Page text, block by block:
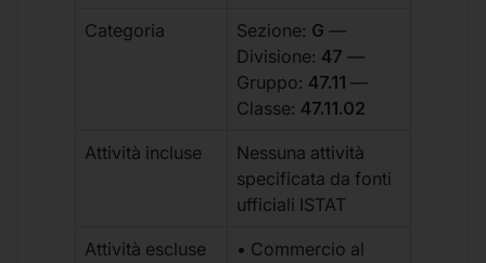
Categoria Sezione: G —
Divisione: 47 —
Gruppo: 47.11 —
Classe: 47.11.02
Attività incluse
Nessuna attività
specificata da fonti
ufficiali ISTAT
Attività escluse
• Commercio al